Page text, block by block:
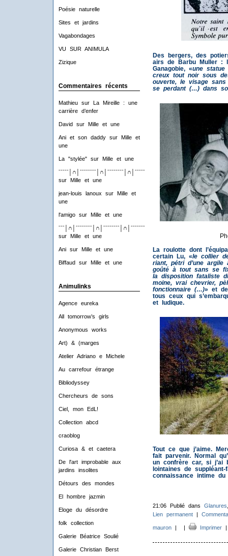
Poésie naturelle
Sites et jardins
Vagabondages
VU SUR ANIMULA
Zizique
Commentaires récents
Mathieusur
La Mireille : une
carrière d’enfer
David sur Mille et une
Ani et son daddysur
Mille et
une
La "stylée"sur Mille et une
ˉˉˉˉˉ│∩│ˉˉˉˉˉˉˉˉ│∩│ˉˉˉˉˉˉˉˉ│∩│ˉˉˉˉˉˉˉˉ│∩│ˉˉˉˉ
sur
Mille et une
jean-louis lanoux sur
Mille et
une
l'amigosur Mille et une
ˉˉˉ│∩│ˉˉˉˉˉˉˉˉ│∩│ˉˉˉˉˉˉˉˉ│∩│ˉˉˉˉˉˉˉˉ│∩│ˉˉˉ
sur
Mille et une
Anisur Mille et une
Biffaud sur Mille et une
Animulinks
Agence eureka
All tomorrow’s girls
Anonymous works
Art) & (marges
Atelier Adriano e Michele
Au carrefour étrange
Bibliodyssey
Chercheurs de sons
Ciel, mon EdL!
Collection abcd
craoblog
Curiosa & et caetera
De l'art improbable aux
jardins insolites
Détours des mondes
El hombre jazmin
Eloge du désordre
folk collection
Galerie Béatrice Soulié
Galerie Christian Berst
Des bergers, des
airs de Barbu Muller :
Ganagobie, «une statue
creux tout noir sous
ouverte, le visage
se perdant (…) dans
La roulotte dont
certain Lu, «le collier
riant, pétri d’une argile
goûté à tout sans se
la disposition fataliste
moine, vrai chevrier,
fonctionnaire (…)» et
tous ceux qui
et ludique.
Tout ce que j’aime.
fait parvenir. Normal
un confrère car, si j’ai
lointaines de
connaissance intime du
21:06 Publié dans Glanures
Lien permanent|
mauron| | Imprimer